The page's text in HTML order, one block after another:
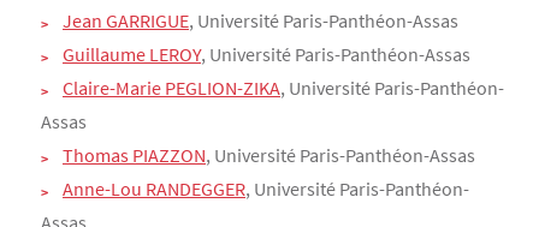
Jean GARRIGUE, Université Paris-Panthéon-Assas
Guillaume LEROY, Université Paris-Panthéon-Assas
Claire-Marie PEGLION-ZIKA, Université Paris-Panthéon-
Assas
Thomas PIAZZON, Université Paris-Panthéon-Assas
Anne-Lou RANDEGGER, Université Paris-Panthéon-
Assas